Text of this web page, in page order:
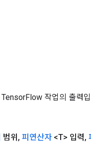
작업의 출력
범위 , 피연산자 <T> 입력,